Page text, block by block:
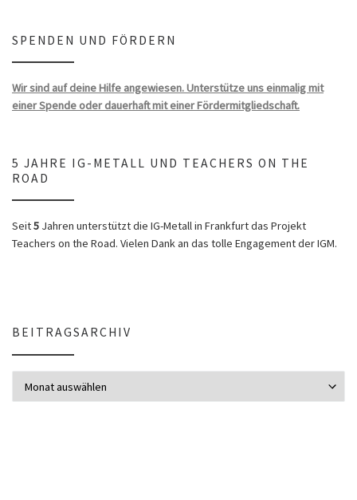
SPENDEN UND FÖRDERN
Wir sind auf deine Hilfe angewiesen. Unterstütze uns einmalig mit
einer Spende oder dauerhaft mit einer Fördermitgliedschaft.
5 JAHRE IG-METALL UND TEACHERS ON THE
ROAD
Seit5 Jahren unterstützt die IG-Metall in Frankfurt das Projekt
Teachers on the Road. Vielen Dank an das tolle Engagement der IGM.
BEITRAGSARCHIV